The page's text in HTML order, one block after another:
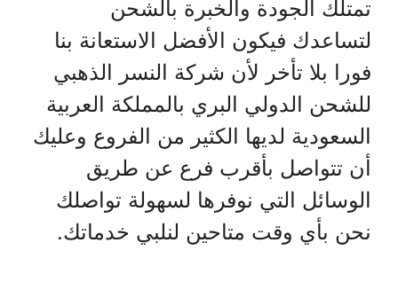
تمتلك الجودة والخبرة بالشحن
لتساعدك فيكون الأفضل الاستعانة بنا
فورا بلا تأخر لأن شركة النسر الذهبي
للشحن الدولي البري بالمملكة العربية
السعودية لديها الكثير من الفروع وعليك
أن تتواصل بأقرب فرع عن طريق
الوسائل التي نوفرها لسهولة تواصلك
نحن بأي وقت متاحين لنلبي خدماتك.